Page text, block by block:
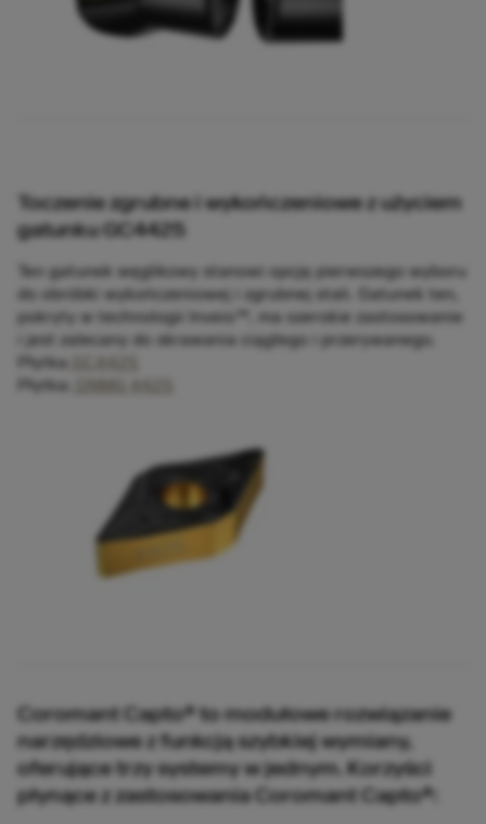
Toczenie zgrubne i wykończeniowe z użyciem
gatunku GC4425
Ten gatunek węglikowy stanowi opcję pierwszego wyboru
do obróbki wykończeniowej i zgrubnej stali. Gatunek ten,
pokryty w technologii Inveio™, ma szerokie zastosowanie
i jest zalecany do skrawania ciągłego i przerywanego.
Płytka
Płytka:
DNMG 4425
Coromant Capto® to modułowe rozwiązanie
narzędziowe z funkcją szybkiej wymiany,
oferujące trzy systemy w jednym. Korzyści
płynące z zastosowania Coromant Capto®: